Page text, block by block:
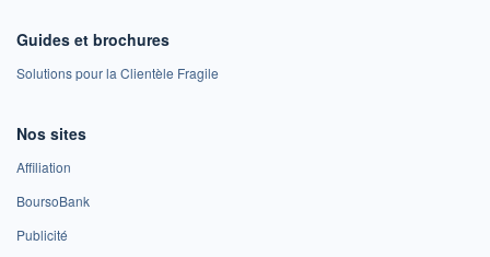
Guides et brochures
Solutions pour la Clientèle Fragile
Nos sites
Affiliation
BoursoBank
Publicité